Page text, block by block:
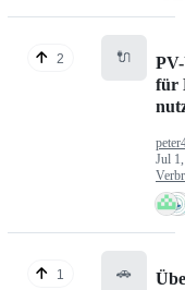
2 🔌
für
Jul
1 🚗